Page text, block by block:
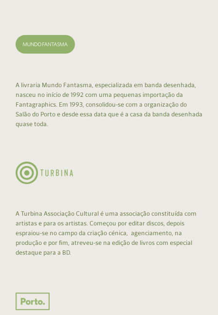
A livraria Mundo Fantasma, especializada em banda desenhada,
nasceu no início de 1992 com uma pequenas importação da
Fantagraphics. Em 1993, consolidou-se com a organização do
Salão do Porto e desde essa data que é a casa da banda desenhada
quase toda.
A Turbina Associação Cultural é uma associação constituída com
artistas e para os artistas. Começou por editar discos, depois
espraiou-se no campo da criação cénica, agenciamento, na
produção e por fim, atreveu-se na edição de livros com especial
destaque para a BD.